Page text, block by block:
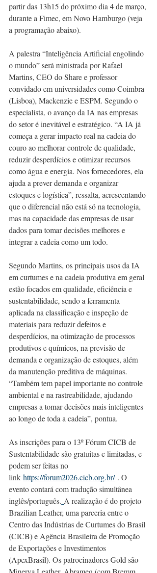
partir das 13h15 do próximo dia 4 de março,
durante a Fimec, em Novo Hamburgo (veja
a programação abaixo).
A palestra “Inteligência Artificial engolindo
o mundo” será ministrada por Rafael
Martins, CEO do Share e professor
convidado em universidades como Coimbra
(Lisboa), Mackenzie e ESPM. Segundo o
especialista, o avanço da IA nas empresas
do setor é inevitável e estratégico. “A IA já
começa a gerar impacto real na cadeia do
couro ao melhorar controle de qualidade,
reduzir desperdícios e otimizar recursos
como água e energia. Nos fornecedores, ela
ajuda a prever demanda e organizar
estoques e logística”, ressalta, acrescentando
que o diferencial não está só na tecnologia,
mas na capacidade das empresas de usar
dados para tomar decisões melhores e
integrar a cadeia como um todo.
Segundo Martins, os principais usos da IA
em curtumes e na cadeia produtiva em geral
estão focados em qualidade, eficiência e
sustentabilidade, sendo a ferramenta
aplicada na classificação e inspeção de
materiais para reduzir defeitos e
desperdícios, na otimização de processos
produtivos e químicos, na previsão de
demanda e organização de estoques, além
da manutenção preditiva de máquinas.
“Também tem papel importante no controle
ambiental e na rastreabilidade, ajudando
empresas a tomar decisões mais inteligentes
ao longo de toda a cadeia”, pontua.
As inscrições para o 13º Fórum CICB de
Sustentabilidade são gratuitas e limitadas, e
podem ser feitas no
link https://forum2026.cicb.org.br/ . O
evento contará com tradução simultânea
inglês/português. A realização é do projeto
Brazilian Leather, uma parceria entre o
Centro das Indústrias de Curtumes do Brasil
(CICB) e Agência Brasileira de Promoção
de Exportações e Investimentos
(ApexBrasil). Os patrocinadores Gold são